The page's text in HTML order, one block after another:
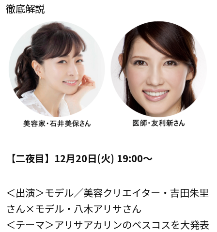
徹底解説
【二夜目】12月20日(火) 19:00～
＜出演＞モデル／美容クリエイター・吉田朱里
さん×モデル・八木アリサさん
＜テーマ＞アリサアカリンのベスコスを大発表